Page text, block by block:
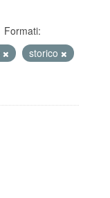
Formati:
storico